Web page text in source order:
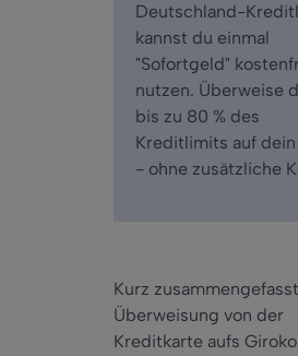
Deutschland-
kannst du einmal
"Sofortgeld"
nutzen. Überweise
bis zu 80 % des
Kreditlimits auf
- ohne zusätzliche
Kurz
Überweisung von der
Kreditkarte aufs